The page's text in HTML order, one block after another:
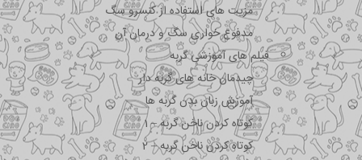
مزیت های استفاده از کنسرو سگ
مدفوع خواری سگ و درمان آن
فیلم های آموزشی گربه
چیدمان خانه های گربه دار
آموزش زبان بدن گربه ها
کوتاه کردن ناخن گربه – 1
کوتاه کردن ناخن گربه – 2